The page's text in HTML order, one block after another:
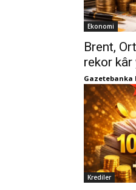
Ekonomi
Brent,
rekor
Gazetebanka
Krediler